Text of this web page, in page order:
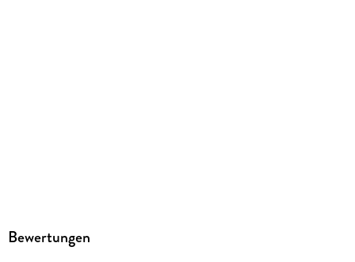
Bewertungen